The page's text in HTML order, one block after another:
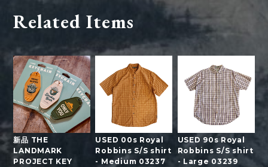
Related Items
新品 THE
LANDMARK
PROJECT KEY
USED 00s Royal
Robbins S/S shirt
- Medium 03237
USED 90s Royal
Robbins S/S shirt
- Large 03239